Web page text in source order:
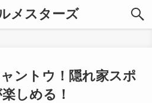
メスターズ
ャントウ！隠れ家スポ
しめる！